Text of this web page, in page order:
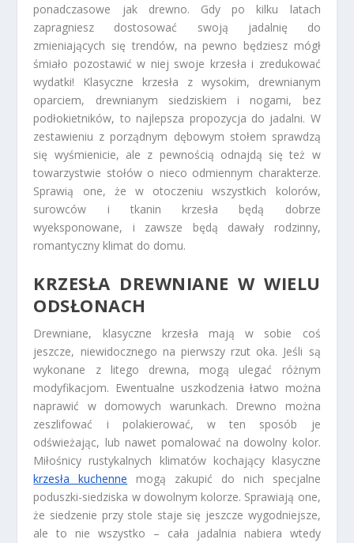
ponadczasowe jak drewno. Gdy po kilku latach
zapragniesz dostosować swoją jadalnię do
zmieniających się trendów, na pewno będziesz mógł
śmiało pozostawić w niej swoje krzesła i zredukować
wydatki! Klasyczne krzesła z wysokim, drewnianym
oparciem, drewnianym siedziskiem i nogami, bez
podłokietników, to najlepsza propozycja do jadalni. W
zestawieniu z porządnym dębowym stołem sprawdzą
się wyśmienicie, ale z pewnością odnajdą się też w
towarzystwie stołów o nieco odmiennym charakterze.
Sprawią one, że w otoczeniu wszystkich kolorów,
surowców i tkanin krzesła będą dobrze
wyeksponowane, i zawsze będą dawały rodzinny,
romantyczny klimat do domu.
KRZESŁA DREWNIANE W WIELU
ODSŁONACH
Drewniane, klasyczne krzesła mają w sobie coś
jeszcze, niewidocznego na pierwszy rzut oka. Jeśli są
wykonane z litego drewna, mogą ulegać różnym
modyfikacjom. Ewentualne uszkodzenia łatwo można
naprawić w domowych warunkach. Drewno można
zeszlifować i polakierować, w ten sposób je
odświeżając, lub nawet pomalować na dowolny kolor.
Miłośnicy rustykalnych klimatów kochający klasyczne
krzesła kuchenne mogą zakupić do nich specjalne
poduszki-siedziska w dowolnym kolorze. Sprawiają one,
że siedzenie przy stole staje się jeszcze wygodniejsze,
ale to nie wszystko – cała jadalnia nabiera wtedy